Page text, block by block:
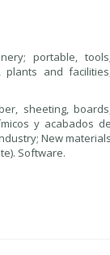
portable,
plants and
sheeting,
y acabados
New
Software.